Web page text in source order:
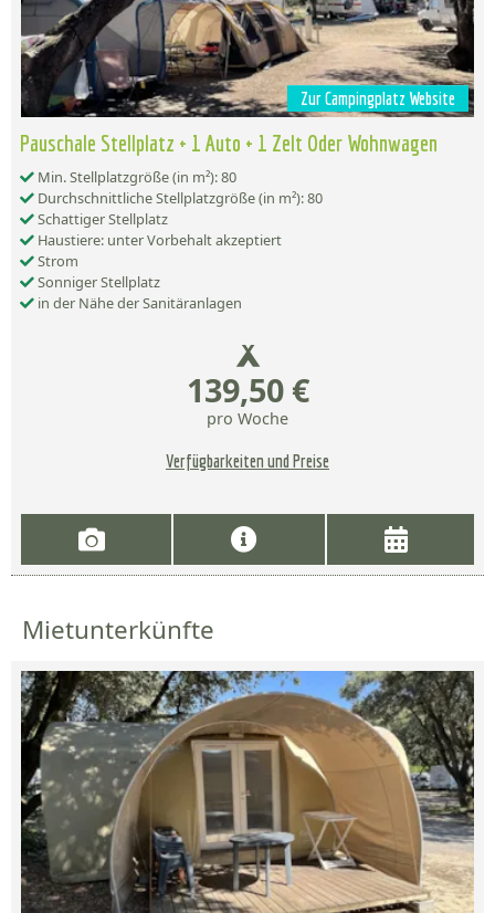
Zur Campingplatz Website
Pauschale Stellplatz + 1 Auto + 1 Zelt Oder Wohnwagen
Min. Stellplatzgröße (in m²): 80
Durchschnittliche Stellplatzgröße (in m²): 80
Schattiger Stellplatz
Haustiere: unter Vorbehalt akzeptiert
Strom
Sonniger Stellplatz
in der Nähe der Sanitäranlagen
139,50 €
pro Woche
Verfügbarkeiten und Preise
Mietunterkünfte